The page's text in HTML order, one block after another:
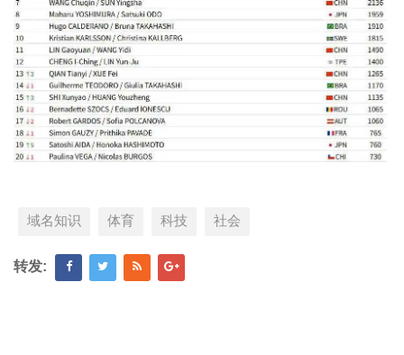
域名知识 体育 科技 社会
转发: